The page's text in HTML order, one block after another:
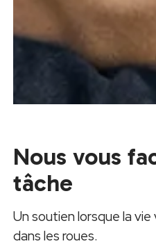
Nous vous
tâche
Un soutien lorsque la
dans les roues.